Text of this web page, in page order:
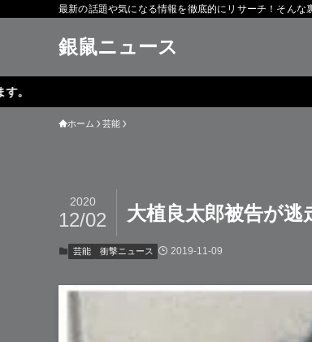
最新の話題や気になる情報を徹底的にリサーチ！そんな
銀鼠ニュース
ホーム 芸能
大植良太郎被告が
2020
12/02
芸能 衝撃ニュース 2019-11-09